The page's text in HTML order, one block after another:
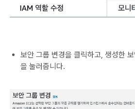
보안 그룹 변경을 클릭하고, 생성한
을 눌러줍니다.